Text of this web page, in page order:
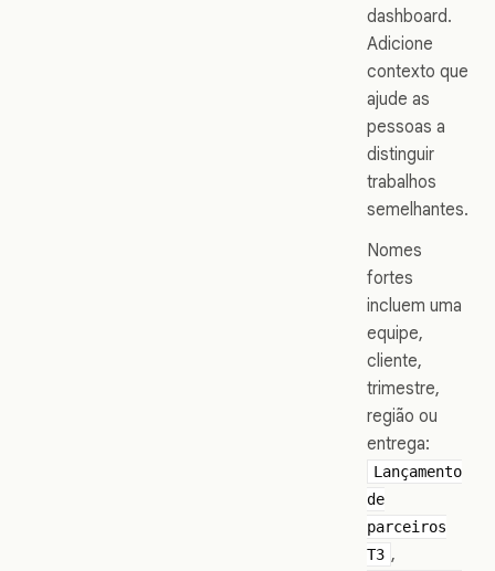
dashboard.
Adicione
contexto que
ajude as
pessoas a
distinguir
trabalhos
semelhantes.
Nomes
fortes
incluem uma
equipe,
cliente,
trimestre,
região ou
entrega:
Lançamento
de
parceiros
T3 ,